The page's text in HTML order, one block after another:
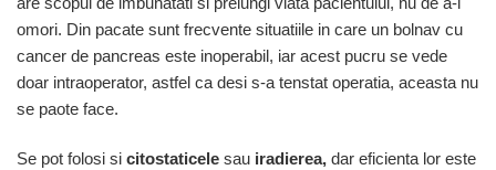
omori. Din pacate sunt frecvente situatiile in care un bolnav cu
cancer de pancreas este inoperabil, iar acest pucru se vede
doar intraoperator, astfel ca desi s-a tenstat operatia, aceasta nu
se paote face.
Se pot folosi si citostaticele sau iradierea, dar eficienta lor este